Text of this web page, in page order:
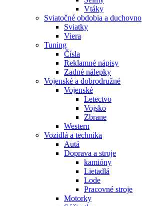
Vtáky
Sviatočné obdobia a duchovno
Sviatky
Viera
Tuning
Čísla
Reklamné nápisy
Zadné nálepky
Vojenské a dobrodružné
Vojenské
Letectvo
Vojsko
Zbrane
Western
Vozidlá a technika
Autá
Doprava a stroje
kamióny
Lietadlá
Lode
Pracovné stroje
Motorky